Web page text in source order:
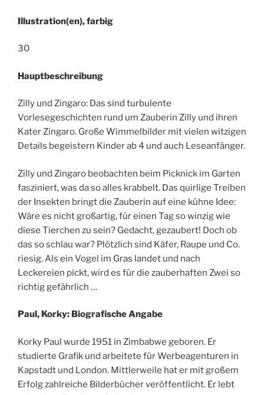
Illustration(en), farbig
30
Hauptbeschreibung
Zilly und Zingaro: Das sind turbulente
Vorlesegeschichten rund um Zauberin Zilly und ihren
Kater Zingaro. Große Wimmelbilder mit vielen witzigen
Details begeistern Kinder ab 4 und auch Leseanfänger.
Zilly und Zingaro beobachten beim Picknick im Garten
fasziniert, was da so alles krabbelt. Das quirlige Treiben
der Insekten bringt die Zauberin auf eine kühne Idee:
Wäre es nicht großartig, für einen Tag so winzig wie
diese Tierchen zu sein? Gedacht, gezaubert! Doch ob
das so schlau war? Plötzlich sind Käfer, Raupe und Co.
riesig. Als ein Vogel im Gras landet und nach
Leckereien pickt, wird es für die zauberhaften Zwei so
richtig gefährlich …
Paul, Korky: Biografische Angabe
Korky Paul wurde 1951 in Zimbabwe geboren. Er
studierte Grafik und arbeitete für Werbeagenturen in
Kapstadt und London. Mittlerweile hat er mit großem
Erfolg zahlreiche Bilderbücher veröffentlicht. Er lebt